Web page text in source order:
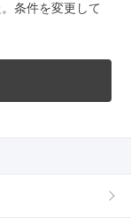
条件を変更して